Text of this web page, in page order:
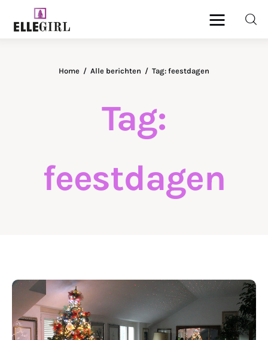
Tag:
feestdagen
Home Alle berichten Tag: feestdagen
Ellegirl
Gezondheid
Wonen
Zakelijk
DELEN